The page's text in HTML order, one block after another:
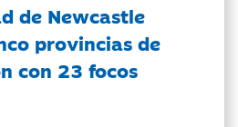
de Newcastle
provincias de
con 23 focos